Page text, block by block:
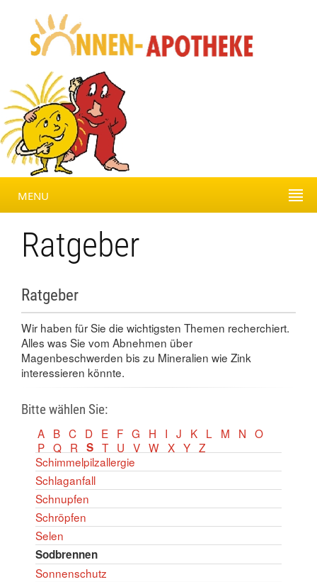
MENU
Ratgeber
Ratgeber
Wir haben für Sie die wichtigsten Themen recherchiert.
Alles was Sie vom Abnehmen über
Magenbeschwerden bis zu Mineralien wie Zink
interessieren könnte.
Bitte wählen Sie:
A B C D E F G H I J K L M N O
P Q R S T U V W X Y Z
Schimmelpilzallergie
Schlaganfall
Schnupfen
Schröpfen
Selen
Sodbrennen
Sonnenschutz